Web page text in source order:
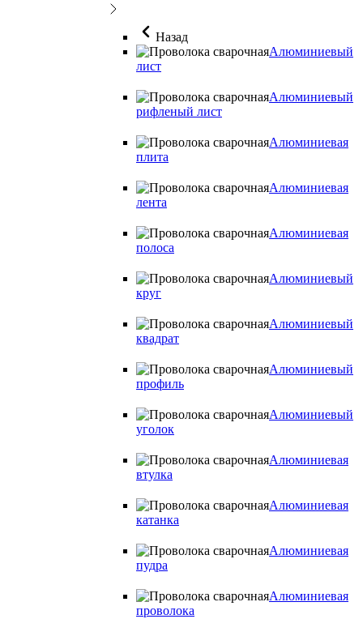
Назад
Алюминиевый
лист
Алюминиевый
рифленый лист
Алюминиевая
плита
Алюминиевая
лента
Алюминиевая
полоса
Алюминиевый
круг
Алюминиевый
квадрат
Алюминиевый
профиль
Алюминиевый
уголок
Алюминиевая
втулка
Алюминиевая
катанка
Алюминиевая
пудра
Алюминиевая
проволока